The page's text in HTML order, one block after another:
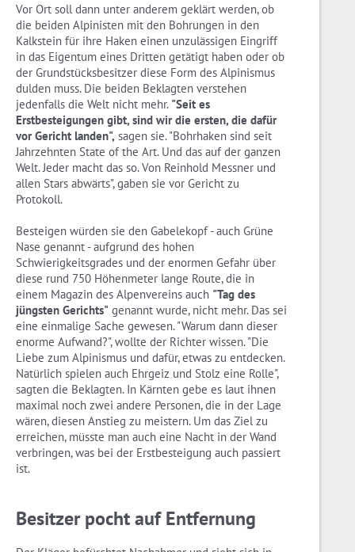
Vor Ort soll dann unter anderem geklärt werden, ob
die beiden Alpinisten mit den Bohrungen in den
Kalkstein für ihre Haken einen unzulässigen Eingriff
in das Eigentum eines Dritten getätigt haben oder ob
der Grundstücksbesitzer diese Form des Alpinismus
dulden muss. Die beiden Beklagten verstehen
jedenfalls die Welt nicht mehr. "Seit es
Erstbesteigungen gibt, sind wir die ersten, die dafür
vor Gericht landen", sagen sie. "Bohrhaken sind seit
Jahrzehnten State of the Art. Und das auf der ganzen
Welt. Jeder macht das so. Von Reinhold Messner und
allen Stars abwärts", gaben sie vor Gericht zu
Protokoll.
Besteigen würden sie den Gabelekopf - auch Grüne
Nase genannt - aufgrund des hohen
Schwierigkeitsgrades und der enormen Gefahr über
diese rund 750 Höhenmeter lange Route, die in
einem Magazin des Alpenvereins auch "Tag des
jüngsten Gerichts" genannt wurde, nicht mehr. Das sei
eine einmalige Sache gewesen. "Warum dann dieser
enorme Aufwand?", wollte der Richter wissen. "Die
Liebe zum Alpinismus und dafür, etwas zu entdecken.
Natürlich spielen auch Ehrgeiz und Stolz eine Rolle",
sagten die Beklagten. In Kärnten gebe es laut ihnen
maximal noch zwei andere Personen, die in der Lage
wären, diesen Anstieg zu meistern. Um das Ziel zu
erreichen, müsste man auch eine Nacht in der Wand
verbringen, was bei der Erstbesteigung auch passiert
ist.
Besitzer pocht auf Entfernung